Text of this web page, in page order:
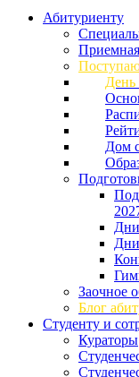
Абитуриенту
День
Дом
Дни
Заочное
Блог
Студенту и
Кураторы